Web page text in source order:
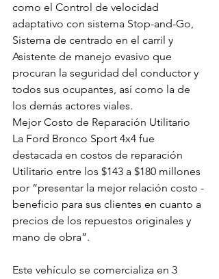
como el Control de velocidad
adaptativo con sistema Stop-and-Go,
Sistema de centrado en el carril y
Asistente de manejo evasivo que
procuran la seguridad del conductor y
todos sus ocupantes, así como la de
los demás actores viales.
Mejor Costo de Reparación Utilitario
La Ford Bronco Sport 4x4 fue
destacada en costos de reparación
Utilitario entre los $143 a $180 millones
por “presentar la mejor relación costo -
beneficio para sus clientes en cuanto a
precios de los repuestos originales y
mano de obra”.
Este vehículo se comercializa en 3